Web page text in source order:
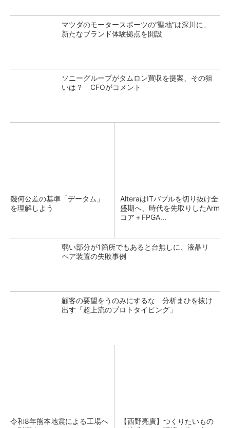
マツダのモータースポーツの“聖地”は深川に、
新たなブランド体験拠点を開設
ソニーグループがタムロン買収を提案、その狙
いは？ CFOがコメント
幾何公差の基準「データム」
を理解しよう
AlteraはITバブルを切り抜け全
盛期へ、時代を先取りしたArm
コア＋FPGA...
弱い部分が1箇所でもあると台無しに、液晶リ
ペア装置の失敗事例
顧客の要望をうのみにするな 分析まひを抜け
出す「超上流のプロトタイピング」
令和8年熊本地震による工場へ
【西野亮廣】つくりたいもの